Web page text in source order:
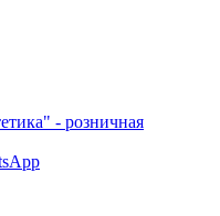
- розничная